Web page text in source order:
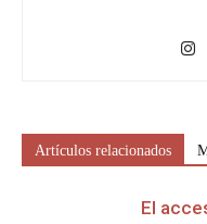
Artículos relacionados
El